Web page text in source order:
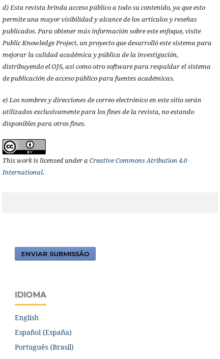
d) Esta revista brinda acceso público a todo su contenido, ya que esto
permite una mayor visibilidad y alcance de los artículos y reseñas
publicados. Para obtener más información sobre este enfoque, visite
Public Knowledge Project, un proyecto que desarrolló este sistema para
mejorar la calidad académica y pública de la investigación,
distribuyendo el OJS, así como otro software para respaldar el sistema
de publicación de acceso público para fuentes académicas.
e) Los nombres y direcciones de correo electrónico en este sitio serán
utilizados exclusivamente para los fines de la revista, no estando
disponibles para otros fines.
This work is licensed under aCreative Commons Atribution 4.0
International.
ENVIAR SUBMISSÃO
IDIOMA
English
Español (España)
Português (Brasil)